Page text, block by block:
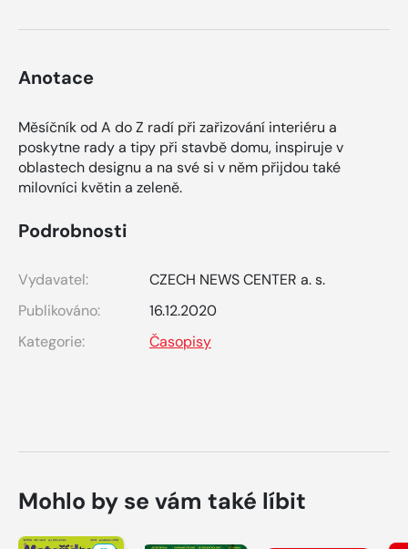
Anotace
Měsíčník od A do Z radí při zařizování interiéru a
poskytne rady a tipy při stavbě domu, inspiruje v
oblastech designu a na své si v něm přijdou také
milovníci květin a zeleně.
Podrobnosti
Vydavatel:
CZECH NEWS CENTER a. s.
Publikováno:
16.12.2020
Kategorie:
Časopisy
Mohlo by se vám také líbit